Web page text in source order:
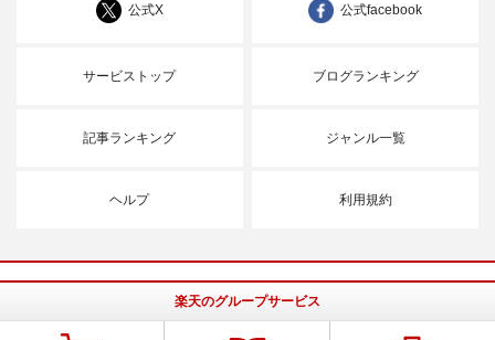
公式X 公式facebook
サービストップ ブログランキング
記事ランキング ジャンル一覧
ヘルプ 利用規約
楽天のグループサービス